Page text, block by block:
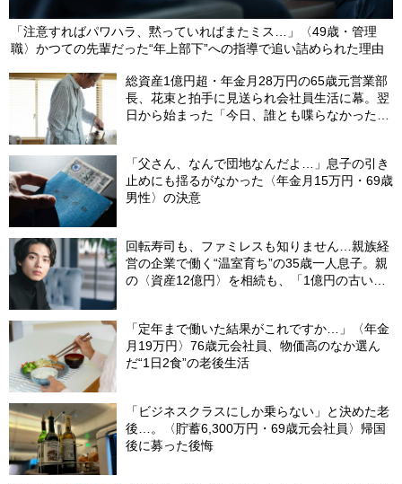
「注意すればパワハラ、黙っていればまたミス…」〈49歳・管理
職〉かつての先輩だった“年上部下”への指導で追い詰められた理由
総資産1億円超・年金月28万円の65歳元営業部
長、花束と拍手に見送られ会社員生活に幕。翌
日から始まった「今日、誰とも喋らなかった」
「父さん、なんで団地なんだよ…」息子の引き
止めにも揺るがなかった〈年金月15万円・69歳
男性〉の決意
回転寿司も、ファミレスも知りません…親族経
営の企業で働く“温室育ち”の35歳一人息子。親
の〈資産12億円〉を相続も、「1億円の古いビ
「定年まで働いた結果がこれですか…」〈年金
月19万円〉76歳元会社員、物価高のなか選ん
だ“1日2食”の老後生活
「ビジネスクラスにしか乗らない」と決めた老
後…。〈貯蓄6,300万円・69歳元会社員〉帰国
後に募った後悔